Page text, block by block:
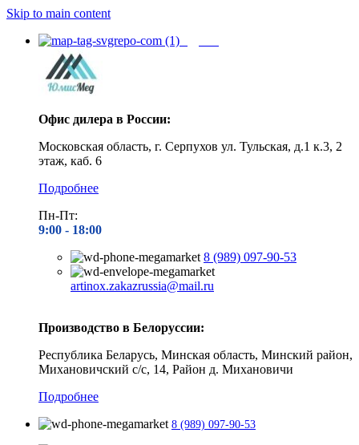
Skip to main content
Офис дилера в России:
Московская область, г. Серпухов ул. Тульская, д.1 к.3, 2
этаж, каб. 6
Подробнее
Пн-Пт:
9:00 - 18:00
8 (989) 097-90-53
artinox.zakazrussia@mail.ru
Производство в Белоруссии:
Республика Беларусь, Минская область, Минский район,
Михановичский с/с, 14, Район д. Михановичи
Подробнее
8 (989) 097-90-53